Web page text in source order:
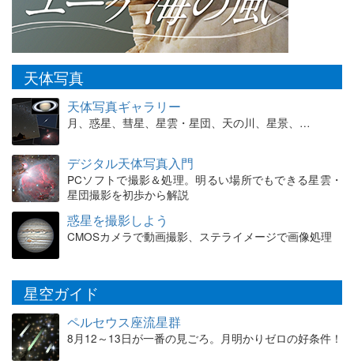
天体写真
天体写真ギャラリー
月、惑星、彗星、星雲・星団、天の川、星景、…
デジタル天体写真入門
PCソフトで撮影＆処理。明るい場所でもできる星雲・
星団撮影を初歩から解説
惑星を撮影しよう
CMOSカメラで動画撮影、ステライメージで画像処理
星空ガイド
ペルセウス座流星群
8月12～13日が一番の見ごろ。月明かりゼロの好条件！